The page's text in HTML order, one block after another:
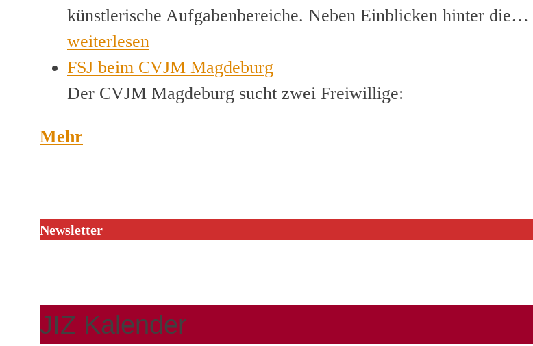
künstlerische Aufgabenbereiche. Neben Einblicken hinter die…
weiterlesen
FSJ beim CVJM Magdeburg
Der CVJM Magdeburg sucht zwei Freiwillige:
Mehr
Newsletter
JIZ Kalender